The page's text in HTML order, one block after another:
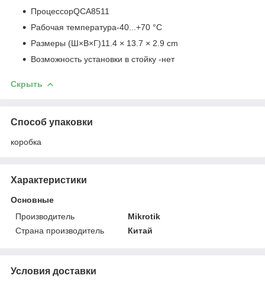
ПроцессорQCA8511
Рабочая температура-40...+70 °C
Размеры (Ш×В×Г)11.4 × 13.7 × 2.9 cm
Возможность установки в стойку -нет
Скрыть
Способ упаковки
коробка
Характеристики
Основные
Производитель
Mikrotik
Страна производитель
Китай
Условия доставки